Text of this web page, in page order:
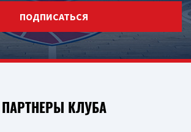
ПОДПИСАТЬСЯ
ПАРТНЕРЫ КЛУБА